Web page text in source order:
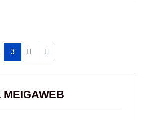
3
MEIGAWEB